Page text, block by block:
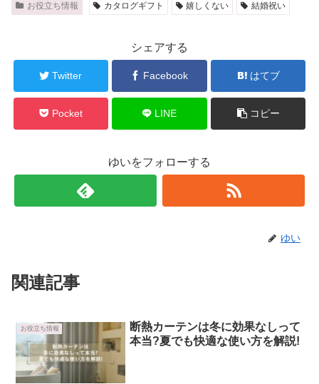
お役立ち情報 カタログギフト 嬉しくない 結婚祝い
シェアする
Twitter Facebook はてブ
Pocket LINE コピー
ゆいをフォローする
ゆい
関連記事
お役立ち情報
断熱カーテンは冬に効果なしって
本当?夏でも快適な使い方を解説!